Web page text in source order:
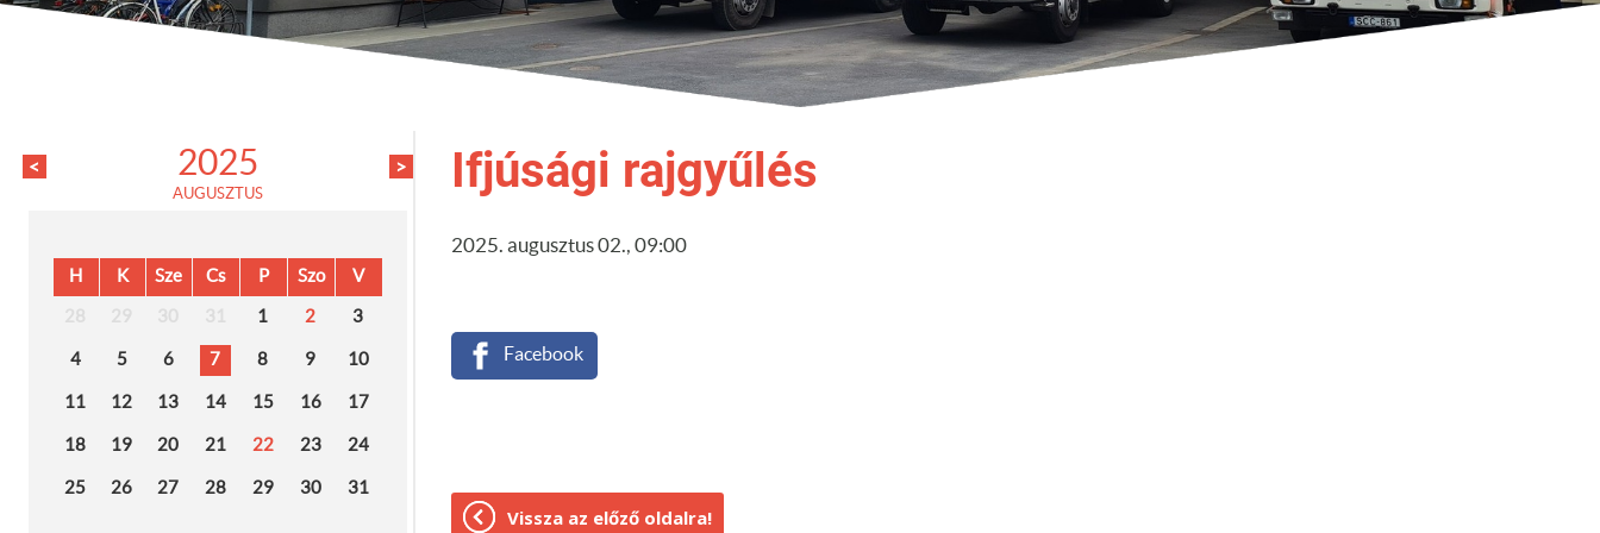
< >
2025
AUGUSZTUS
H K Sze Cs P Szo V
1 2 3
4 5 6 7 8 9 10
11 12 13 14 15 16 17
18 19 20 21 22 23 24
25 26 27 28 29 30 31
Ifjúsági rajgyűlés
2025. augusztus 02., 09:00
Facebook
Vissza az előző oldalra!